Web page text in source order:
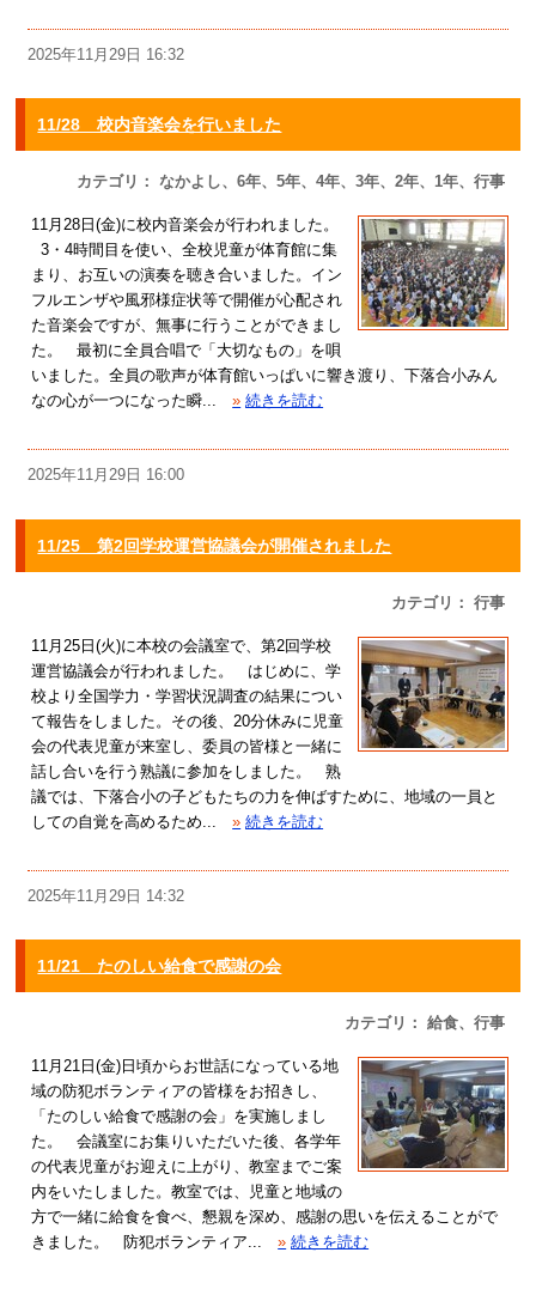
2025年11月29日 16:32
11/28 校内音楽会を行いました
カテゴリ： なかよし、6年、5年、4年、3年、2年、1年、行事
11月28日(金)に校内音楽会が行われました。
3・4時間目を使い、全校児童が体育館に集
まり、お互いの演奏を聴き合いました。イン
フルエンザや風邪様症状等で開催が心配され
た音楽会ですが、無事に行うことができまし
た。 最初に全員合唱で「大切なもの」を唄
いました。全員の歌声が体育館いっぱいに響き渡り、下落合小みん
なの心が一つになった瞬...
» 続きを読む
2025年11月29日 16:00
11/25 第2回学校運営協議会が開催されました
カテゴリ： 行事
11月25日(火)に本校の会議室で、第2回学校
運営協議会が行われました。 はじめに、学
校より全国学力・学習状況調査の結果につい
て報告をしました。その後、20分休みに児童
会の代表児童が来室し、委員の皆様と一緒に
話し合いを行う熟議に参加をしました。 熟
議では、下落合小の子どもたちの力を伸ばすために、地域の一員と
しての自覚を高めるため...
» 続きを読む
2025年11月29日 14:32
11/21 たのしい給食で感謝の会
カテゴリ： 給食、行事
11月21日(金)日頃からお世話になっている地
域の防犯ボランティアの皆様をお招きし、
「たのしい給食で感謝の会」を実施しまし
た。 会議室にお集りいただいた後、各学年
の代表児童がお迎えに上がり、教室までご案
内をいたしました。教室では、児童と地域の
方で一緒に給食を食べ、懇親を深め、感謝の思いを伝えることがで
きました。 防犯ボランティア...
» 続きを読む